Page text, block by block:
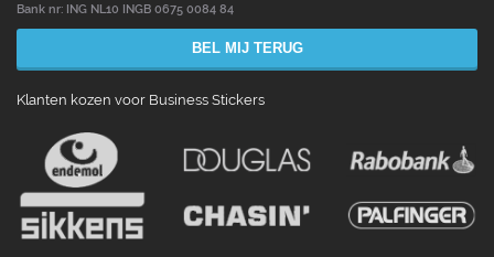
Bank nr: ING NL10 INGB 0675 0084 84
BEL MIJ TERUG
Klanten kozen voor Business Stickers